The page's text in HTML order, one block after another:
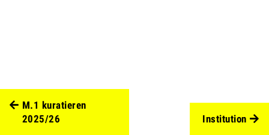
M.1 kuratieren
2025/26
Institution